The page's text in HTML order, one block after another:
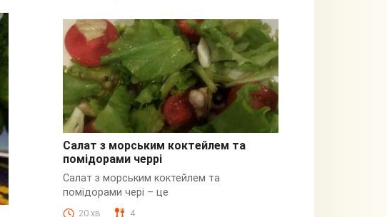
З кальмарами
Салат з морським коктейлем та
помідорами черрі
Салат з морським коктейлем та
помідорами чері – це
20 хв 4